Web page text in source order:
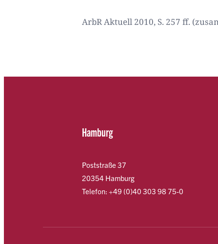
ArbR Aktuell 2010, S. 257 ff.
Hamburg
Poststraße 37
20354 Hamburg
Telefon: +49 (0)40 303 98 75-0